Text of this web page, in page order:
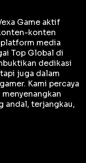
Game aktif
konten
media
Top Global di
dedikasi
juga dalam
Kami percaya
andal, terjangkau,